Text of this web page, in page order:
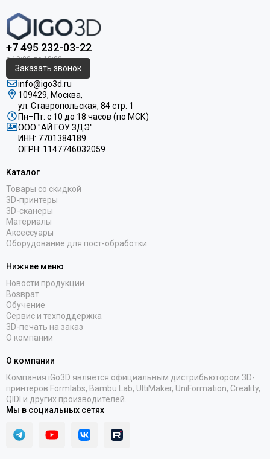
+7 495 232-03-22
Заказать звонок
info@igo3d.ru
109429, Москва,
ул. Ставропольская, 84 стр. 1
Пн–Пт: с 10 до 18 часов (по МСК)
ООО "АЙ ГОУ ЗДЭ"
ИНН: 7701384189
ОГРН: 1147746032059
Каталог
Товары со скидкой
3D-принтеры
3D-сканеры
Материалы
Аксессуары
Оборудование для пост-обработки
Нижнее меню
Новости продукции
Возврат
Обучение
Сервис и техподдержка
3D-печать на заказ
О компании
О компании
Компания iGo3D является официальным дистрибьютором 3D-
принтеров Formlabs, Bambu Lab, UltiMaker, UniFormation, Creality,
QIDI и других производителей.
Мы в социальных сетях